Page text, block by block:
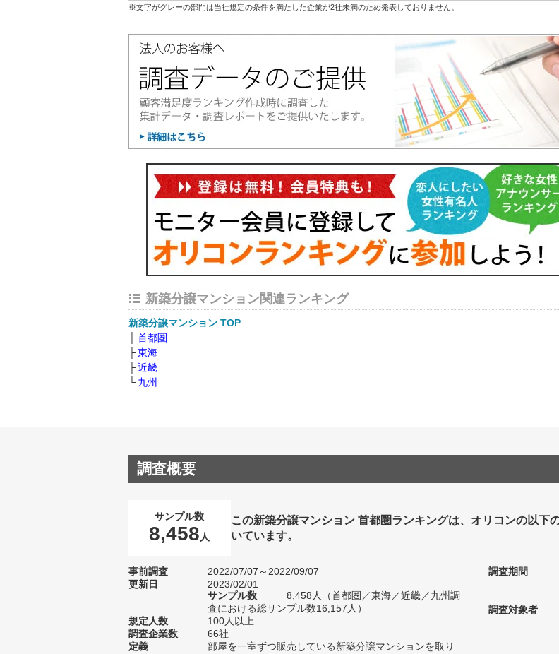
※文字がグレーの部門は当社規定の条件を満たした企業が2社未満のため発表しておりません。
新築分譲マンション関連ランキング
新築分譲マンション TOP
首都圏
東海
近畿
九州
調査概要
サンプル数
8,458 人
この新築分譲マンション 首都圏ランキングは、オリコンの以下
いています。
事前調査
2022/07/07～2022/09/07
更新日
2023/02/01
サンプル数
8,458人（首都圏／東海／近畿／九州調
査における総サンプル数16,157人）
規定人数
100人以上
調査企業数
66社
定義
部屋を一室ずつ販売している新築分譲マンションを取り
調査期間
調査対象者